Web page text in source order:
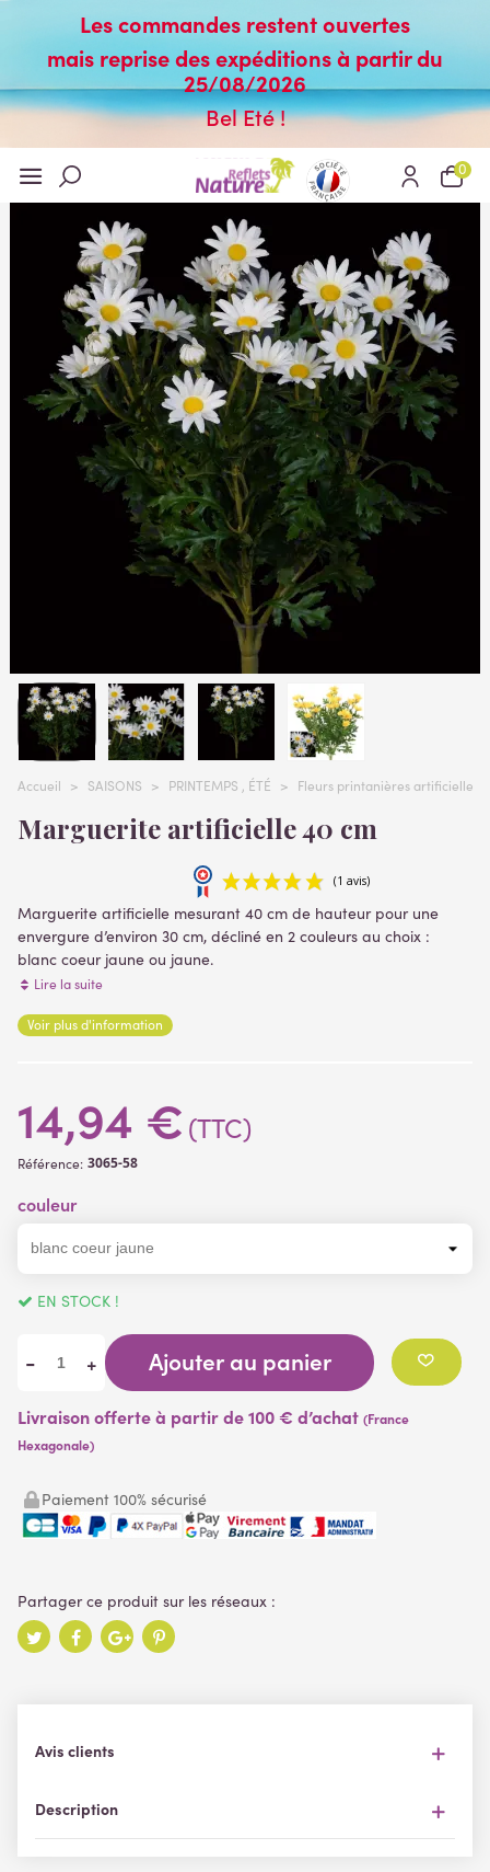
Les commandes restent ouvertes
mais reprise des expéditions à partir du
25/08/2026
Bel Eté !
0
Accueil > SAISONS > PRINTEMPS , ÉTÉ > Fleurs printanières artificielles
Marguerite artificielle 40 cm
Marguerite artificielle mesurant 40 cm de hauteur pour une
envergure d’environ 30 cm, décliné en 2 couleurs au choix :
blanc coeur jaune ou jaune.
Matières
tige pvc
Lire la suite
Voir plus d'information
14,94 € (TTC)
Référence: 3065-58
couleur
EN STOCK !
- + Ajouter au panier
Livraison offerte à partir de 100 € d’achat (France
Hexagonale)
Paiement 100% sécurisé
Description
Avis clients